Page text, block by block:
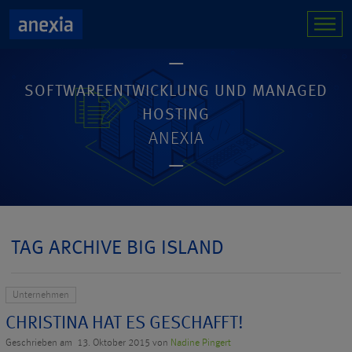
SOFTWAREENTWICKLUNG UND MANAGED
HOSTING
ANEXIA
TAG ARCHIVE BIG ISLAND
Unternehmen
CHRISTINA HAT ES GESCHAFFT!
Geschrieben am 13. Oktober 2015 von Nadine Pingert